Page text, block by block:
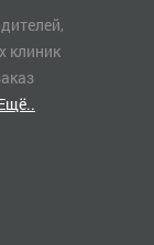
клиник